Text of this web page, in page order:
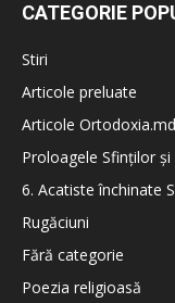
CATEGORIE
Stiri
Articole preluate
Articole Ortodoxia.md
Proloagele Sfinților
6. Acatiste închinate
Rugăciuni
Fără categorie
Poezia religioasă